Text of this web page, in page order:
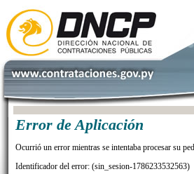
Error de Aplicación
Ocurrió un error mientras se intentaba procesar su
Identificador del error: (sin_sesion-1786233532563)